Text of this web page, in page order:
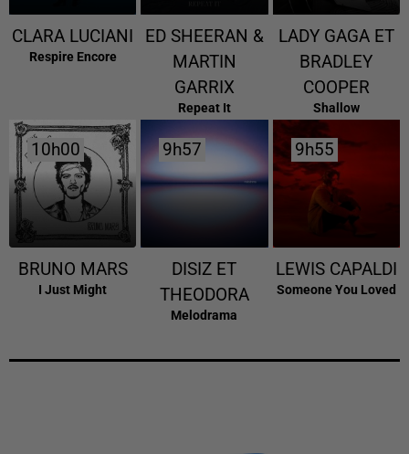
CLARA LUCIANI
Respire Encore
ED SHEERAN &
MARTIN
GARRIX
Repeat It
LADY GAGA ET
BRADLEY
COOPER
Shallow
10h00
10h00
BRUNO MARS
I Just Might
9h57
9h57
DISIZ ET
THEODORA
Melodrama
9h55
9h55
LEWIS CAPALDI
Someone You Loved